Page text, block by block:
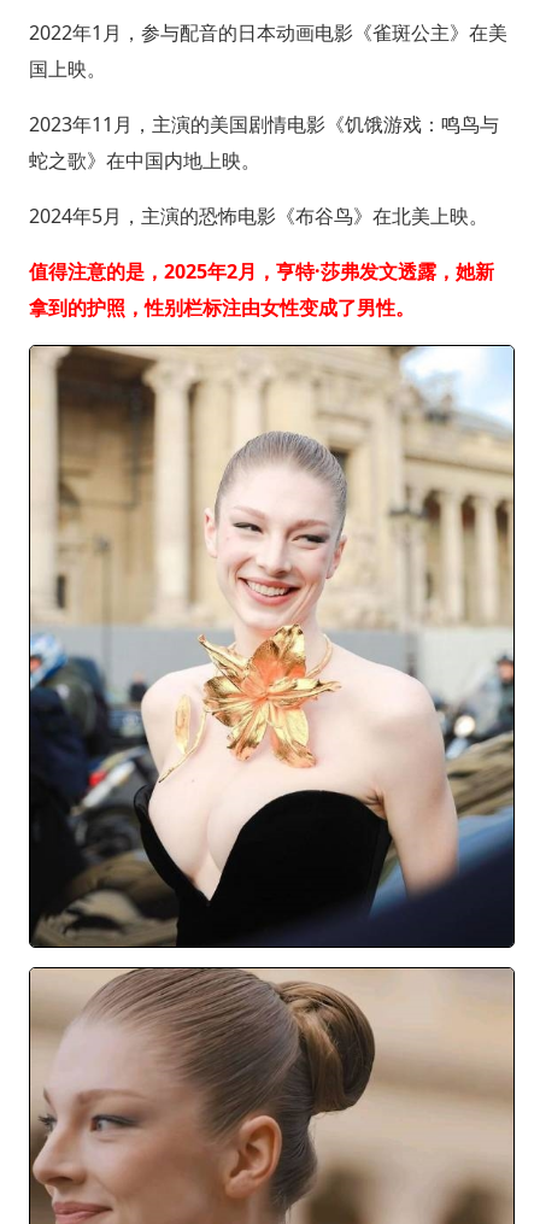
2022年1月，参与配音的日本动画电影《雀斑公主》在美
国上映。
2023年11月，主演的美国剧情电影《饥饿游戏：鸣鸟与
蛇之歌》在中国内地上映。
2024年5月，主演的恐怖电影《布谷鸟》在北美上映。
值得注意的是，2025年2月，亨特·莎弗发文透露，她新
拿到的护照，性别栏标注由女性变成了男性。